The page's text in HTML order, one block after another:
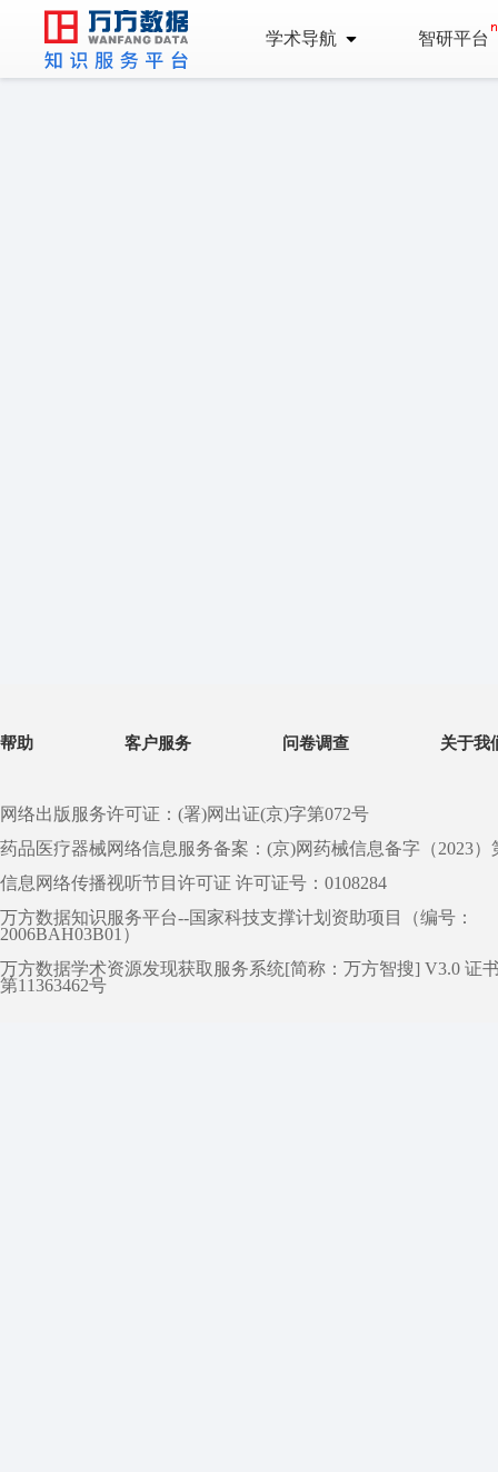
学术导航 智研平台
帮助 客户服务 问卷调查 关于我
网络出版服务许可证：(署)网出证(京)字第072号
药品医疗器械网络信息服务备案：(京)网药械信息备字（2023）
信息网络传播视听节目许可证 许可证号：0108284
万方数据知识服务平台--国家科技支撑计划资助项目（编号：
2006BAH03B01）
万方数据学术资源发现获取服务系统[简称：万方智搜] V3.0 证
第11363462号